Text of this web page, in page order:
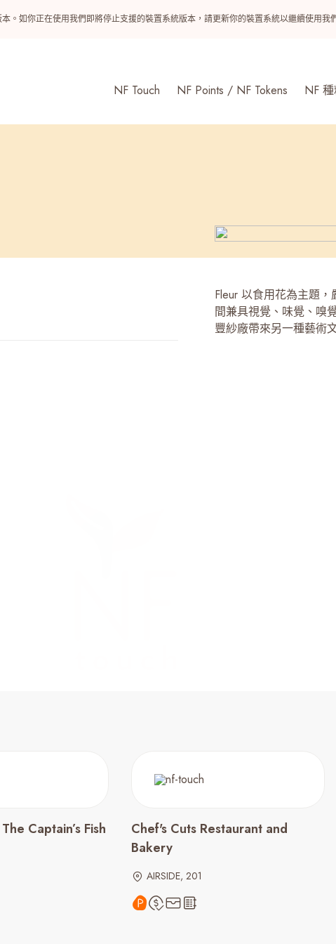
如你正在使用我們即將停止支援的裝置系統版本，請更新你的裝置系統以繼續使用我
NF Touch
NF Points / NF Tokens NF
Fleur 以食用花為主題
間兼具視覺、味覺、嗅
豐紗廠帶來另一種藝術
Captain’s Fish
Chef's Cuts Restaurant and
Bakery
AIRSIDE, 201